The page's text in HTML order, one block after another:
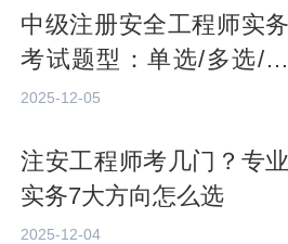
中级注册安全工程师实务
考试题型：单选/多选/案
例怎么答
2025-12-05
注安工程师考几门？专业
实务7大方向怎么选
2025-12-04